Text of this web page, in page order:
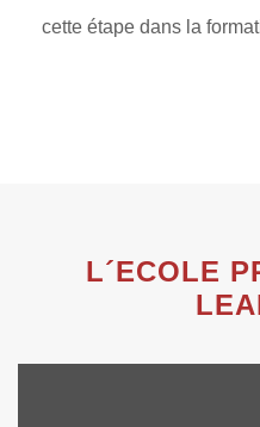
cette étape dans la
L´ECOLE